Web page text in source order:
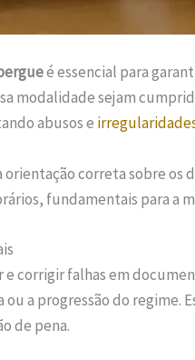
é essencial para
modalidade sejam
abusos e
correta sobre os
fundamentais para a
corrigir falhas em
a progressão do regime.
de pena.